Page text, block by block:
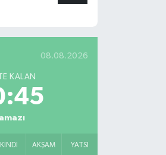
08.08.2026
KALAN
AKŞAM YATSI